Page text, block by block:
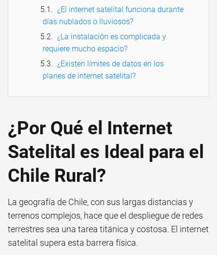
¿El internet satelital funciona durante
días nublados o lluviosos?
¿La instalación es complicada y
requiere mucho espacio?
¿Existen límites de datos en los
planes de internet satelital?
¿Por Qué el Internet
Satelital es Ideal para el
Chile Rural?
La geografía de Chile, con sus largas distancias y
terrenos complejos, hace que el despliegue de redes
terrestres sea una tarea titánica y costosa. El internet
satelital supera esta barrera física.